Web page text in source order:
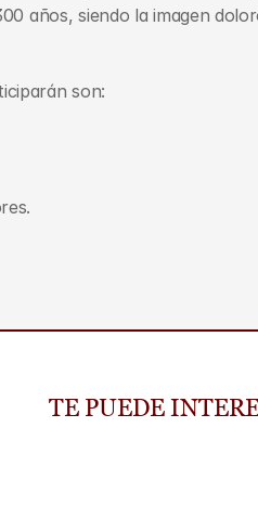
años, siendo la imagen
son:
TE PUEDE